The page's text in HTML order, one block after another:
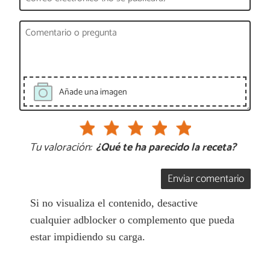
Añade una imagen
Tu valoración: ¿Qué te ha parecido la receta?
Enviar comentario
Si no visualiza el contenido, desactive
cualquier adblocker o complemento que pueda
estar impidiendo su carga.